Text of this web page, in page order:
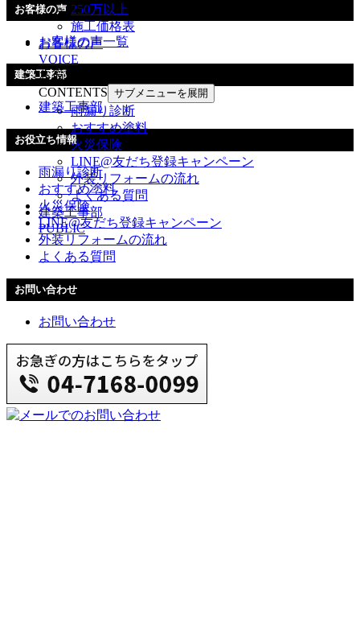
250万以上
施工価格表
お客様の声
VOICE
お役立ち情報
CONTENTS サブメニューを展開
雨漏り診断
おすすめ塗料
火災保険
LINE@友だち登録キャンペーン
外装リフォームの流れ
よくある質問
建築工事部
PUBLIC
お客様の声
お客様の声一覧
建築工事部
建築工事部
お役立ち情報
雨漏り診断
おすすめ塗料
火災保険
LINE@友だち登録キャンペーン
外装リフォームの流れ
よくある質問
お問い合わせ
お問い合わせ